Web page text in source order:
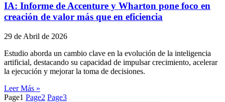
IA: Informe de Accenture y Wharton pone foco en
creación de valor más que en eficiencia
29 de Abril de 2026
Estudio aborda un cambio clave en la evolución de la inteligencia
artificial, destacando su capacidad de impulsar crecimiento, acelerar
la ejecución y mejorar la toma de decisiones.
Leer Más »
Page1 Page2 Page3